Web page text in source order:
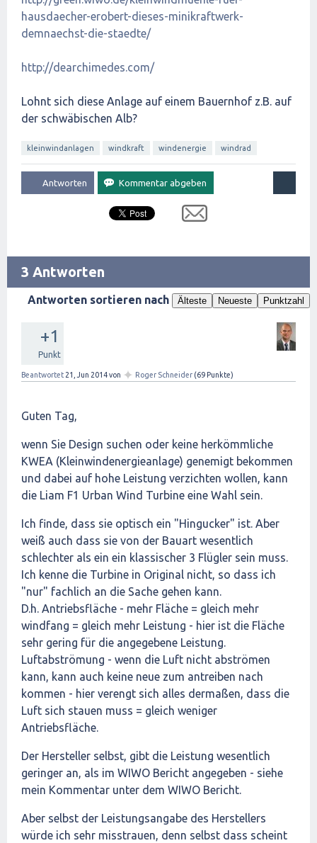
hausdaecher-erobert-dieses-minikraftwerk-
demnaechst-die-staedte/
http://dearchimedes.com/
Lohnt sich diese Anlage auf einem Bauernhof z.B. auf
der schwäbischen Alb?
kleinwindanlagen windkraft windenergie windrad
3 Antworten
Antworten sortieren nach Älteste Neueste Punktzahl
+1
Punkt
Beantwortet 21, Jun 2014von ✦ Roger Schneider (69 Punkte)
Guten Tag,
wenn Sie Design suchen oder keine herkömmliche
KWEA (Kleinwindenergieanlage) genemigt bekommen
und dabei auf hohe Leistung verzichten wollen, kann
die Liam F1 Urban Wind Turbine eine Wahl sein.
Ich finde, dass sie optisch ein "Hingucker" ist. Aber
weiß auch dass sie von der Bauart wesentlich
schlechter als ein ein klassischer 3 Flügler sein muss.
Ich kenne die Turbine in Original nicht, so dass ich
"nur" fachlich an die Sache gehen kann.
D.h. Antriebsfläche - mehr Fläche = gleich mehr
windfang = gleich mehr Leistung - hier ist die Fläche
sehr gering für die angegebene Leistung.
Luftabströmung - wenn die Luft nicht abströmen
kann, kann auch keine neue zum antreiben nach
kommen - hier verengt sich alles dermaßen, dass die
Luft sich stauen muss = gleich weniger
Antriebsfläche.
Der Hersteller selbst, gibt die Leistung wesentlich
geringer an, als im WIWO Bericht angegeben - siehe
mein Kommentar unter dem WIWO Bericht.
Aber selbst der Leistungsangabe des Herstellers
würde ich sehr misstrauen, denn selbst dass scheint